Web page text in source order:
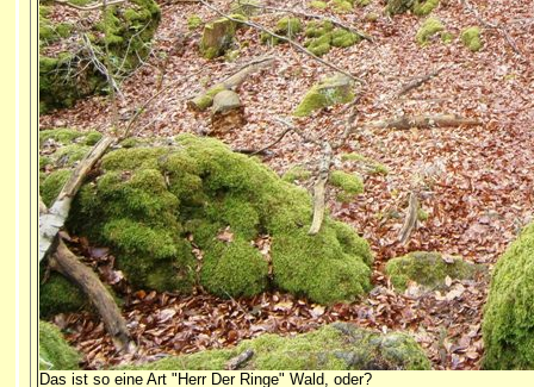
Das ist so eine Art "Herr Der Ringe" Wald, oder?